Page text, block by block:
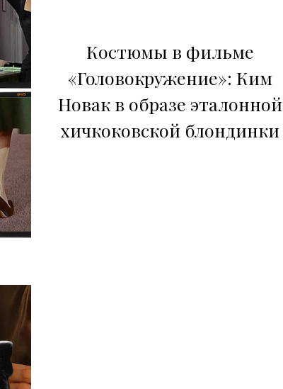
Костюмы в фильме
«Головокружение»: Ким
Новак в образе эталонной
хичкоковской блондинки